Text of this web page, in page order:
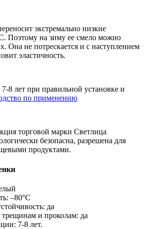
экстремально низкие
Поэтому на зиму ее смело можно
Она не потрескается и с наступлением
эластичность.
8 лет при правильной установке и
по применению
торговой марки Светлица
безопасна, разрешена для
продуктами.
–80°С
да
трещинам и проколам: да
7-8 лет.